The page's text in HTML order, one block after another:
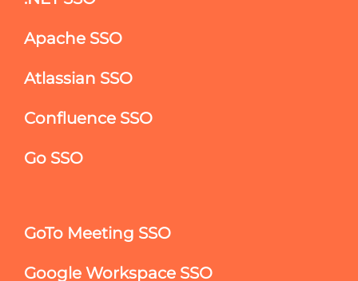
Apache SSO
Atlassian SSO
Confluence SSO
Go SSO
GoTo Meeting SSO
Google Workspace SSO